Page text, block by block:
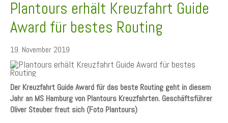
Plantours erhält Kreuzfahrt Guide
Award für bestes Routing
19. November 2019
Der Kreuzfahrt Guide Award für das beste Routing geht in diesem
Jahr an MS Hamburg von Plantours Kreuzfahrten. Geschäftsführer
Oliver Steuber freut sich (Foto Plantours)